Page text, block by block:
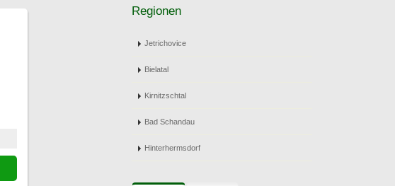
Regionen
Jetrichovice
Bielatal
Kirnitzschtal
Bad Schandau
Hinterhermsdorf